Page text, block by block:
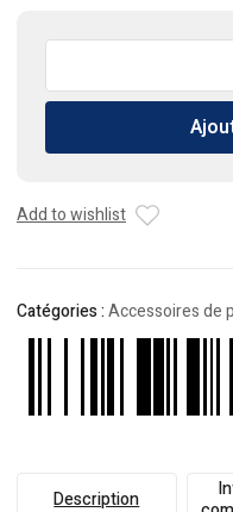
Emerillons
FISHING
Swivel
Add to wishlist
Catégories :Accessoires de
Description